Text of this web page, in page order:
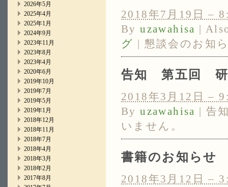
2018年7月19日 –
Byuzawahisa |
グ | 懇談会のお知
告知 第五回 研
2018年3月12日 –
Byuzawahisa | 告
いません。
書籍のお知らせ
2018年3月12日 –
2026年5月
2025年4月
2025年1月
2024年9月
2023年11月
2023年8月
2023年4月
2020年6月
2019年10月
2019年7月
2019年5月
2019年1月
2018年12月
2018年11月
2018年7月
2018年4月
2018年3月
2018年2月
2017年8月